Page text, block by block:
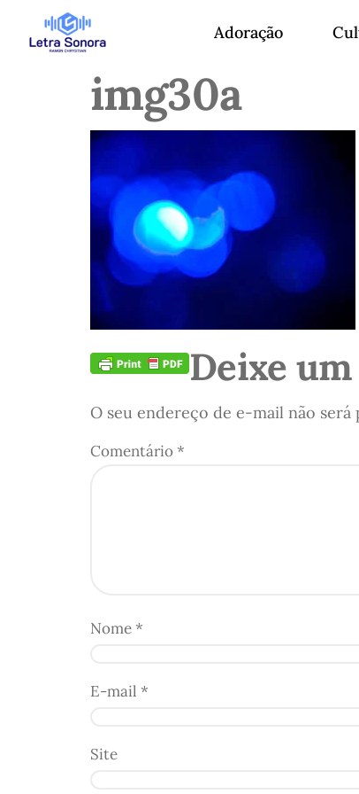
Adoração
img30a
Deixe
O seu endereço de e-mail não será
Comentário*
Nome*
E-mail *
Site